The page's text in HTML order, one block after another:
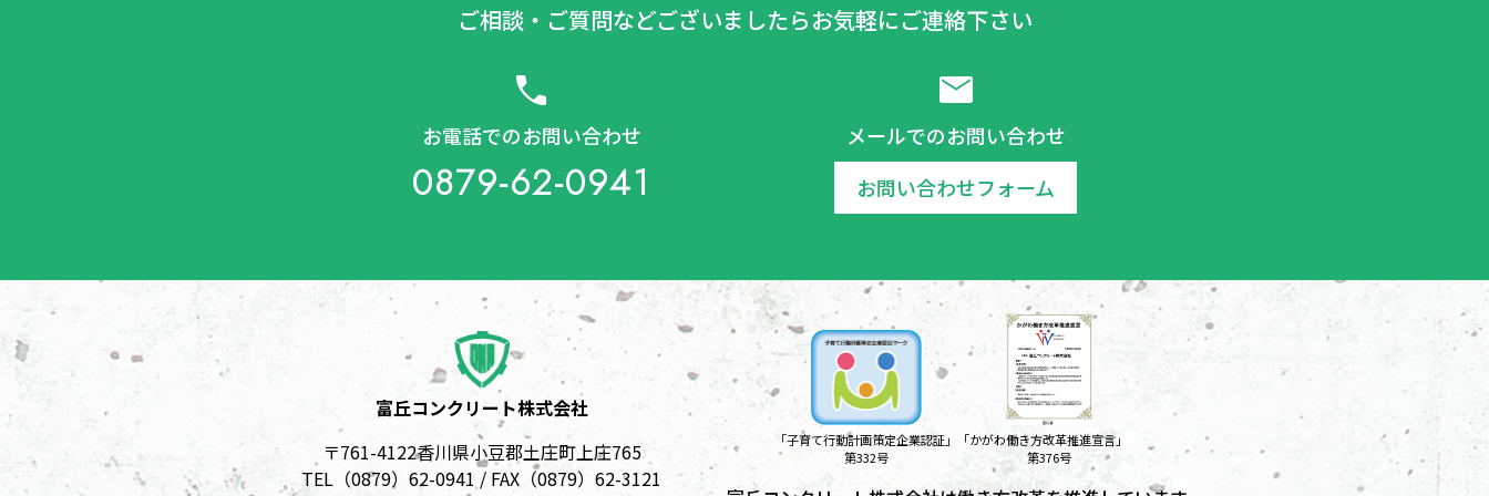
ご相談・ご質問などございましたらお気軽にご連絡下さい
call
お電話でのお問い合わせ
0879-62-0941
mail
メールでのお問い合わせ
お問い合わせフォーム
富丘コンクリート株式会社
〒761-4122香川県小豆郡土庄町上庄765
TEL（0879）62-0941 / FAX（0879）62-3121
「子育て行動計画策定企業認証」
第332号
「かがわ働き方改革推進宣言」
第376号